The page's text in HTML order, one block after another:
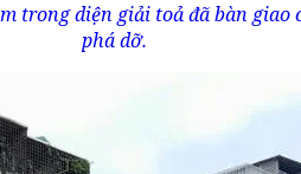
trong diện giải toả đã bàn
phá dỡ.